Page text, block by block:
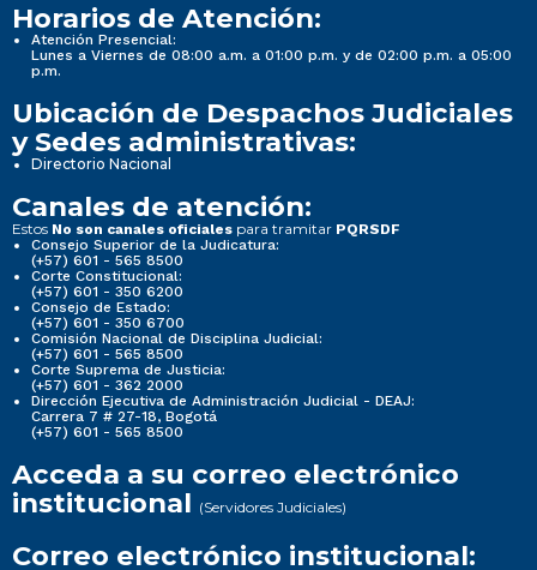
Horarios de Atención:
Atención Presencial:
Lunes a Viernes de 08:00 a.m. a 01:00 p.m. y de 02:00 p.m. a 05:00
p.m.
Ubicación de Despachos Judiciales
y Sedes administrativas:
Directorio Nacional
Canales de atención:
Estos No son canales oficiales para tramitar PQRSDF
Consejo Superior de la Judicatura:
(+57) 601 - 565 8500
Corte Constitucional:
(+57) 601 - 350 6200
Consejo de Estado:
(+57) 601 - 350 6700
Comisión Nacional de Disciplina Judicial:
(+57) 601 - 565 8500
Corte Suprema de Justicia:
(+57) 601 - 362 2000
Dirección Ejecutiva de Administración Judicial - DEAJ:
Carrera 7 # 27-18, Bogotá
(+57) 601 - 565 8500
Acceda a su correo electrónico
institucional (Servidores Judiciales)
Correo electrónico institucional: